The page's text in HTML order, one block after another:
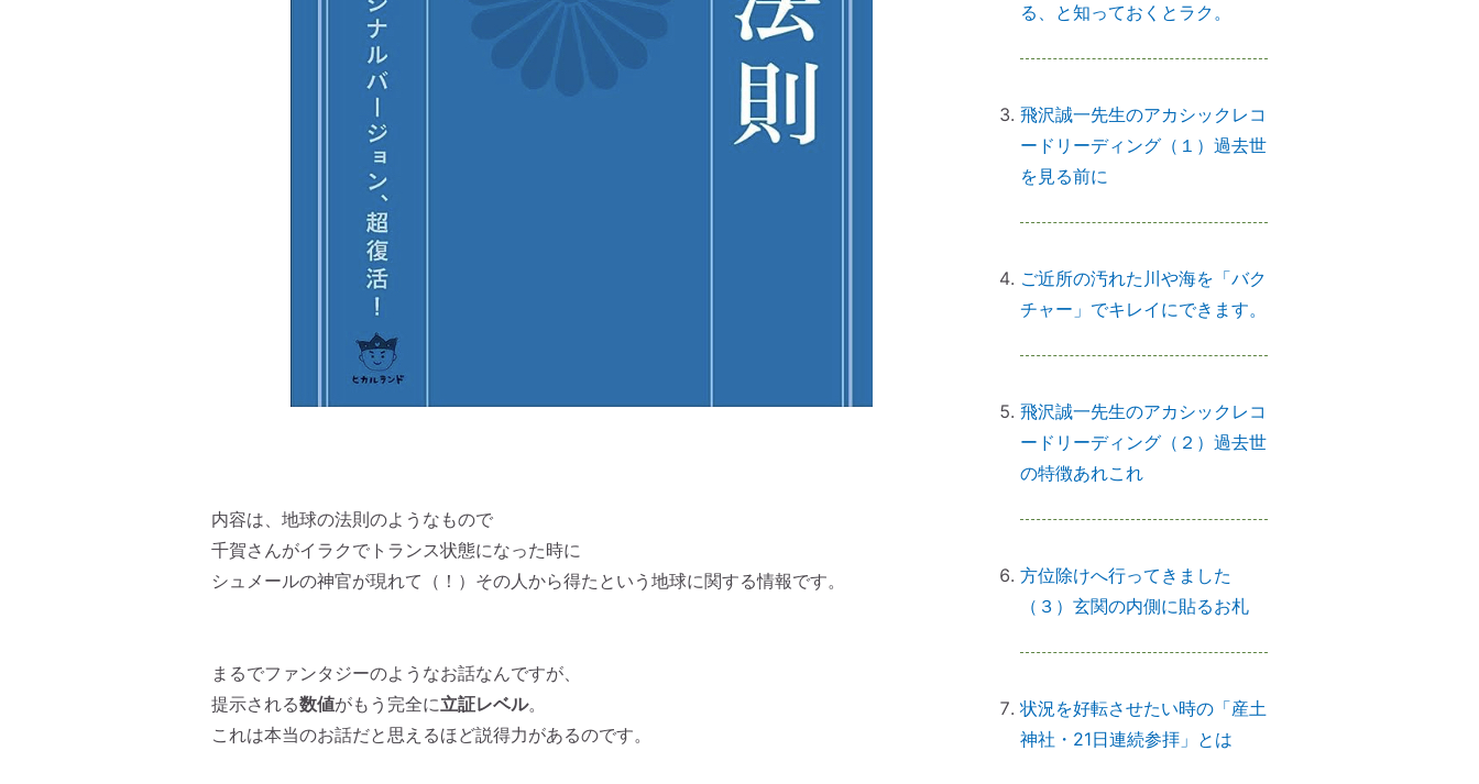
内容は、地球の法則のようなもので
千賀さんがイラクでトランス状態になった時に
シュメールの神官が現れて（！）その人から得たという地球に関する情報です。
まるでファンタジーのようなお話なんですが、
提示される数値がもう完全に立証レベル。
これは本当のお話だと思えるほど説得力があるのです。
初詣に間に合わせるには、今がリ
「氏神神社」と「産土神社」の違
「産土神社」の読み方は？ 意味
や語源は？
【ご感想｜カウンセリング】深く
納得できました
日本国民を癒しまくっている高市
総理 ♡
る、と知っておくとラク。
飛沢誠一先生のアカシックレコ
ードリーディング（１）過去世
を見る前に
ご近所の汚れた川や海を「バク
チャー」でキレイにできます。
飛沢誠一先生のアカシックレコ
ードリーディング（２）過去世
の特徴あれこれ
方位除けへ行ってきました
（３）玄関の内側に貼るお札
状況を好転させたい時の「産土
神社・21日連続参拝」とは